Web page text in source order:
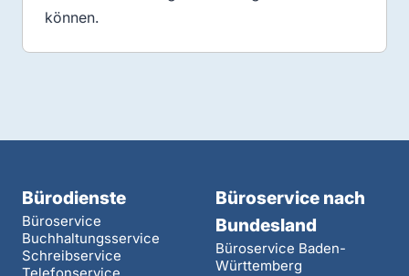
können.
Bürodienste
Büroservice
Buchhaltungsservice
Schreibservice
Büroservice nach
Bundesland
Büroservice Baden-
Württemberg